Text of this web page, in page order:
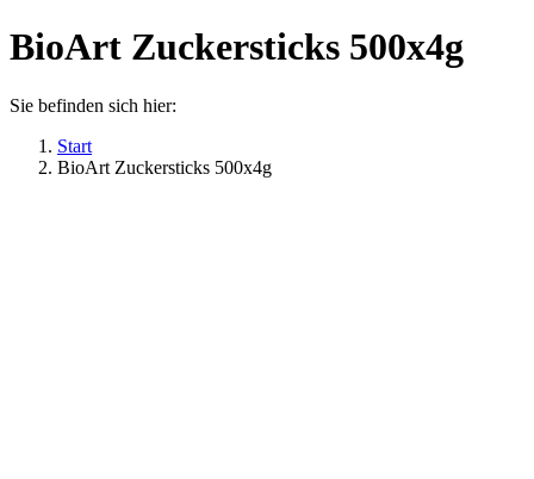
BioArt Zuckersticks 500x4g
Sie befinden sich hier:
Start
BioArt Zuckersticks 500x4g